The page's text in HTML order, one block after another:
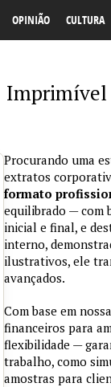
OPINIÃO CULTURA
Imprimível
Procurando uma
extratos
formato
equilibrado — com
inicial e final, e
interno,
ilustrativos, ele
avançados.
Com base em
financeiros para
flexibilidade —
trabalho, como
amostras para